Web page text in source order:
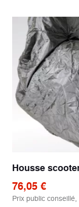
Housse
76,05 €
Prix public